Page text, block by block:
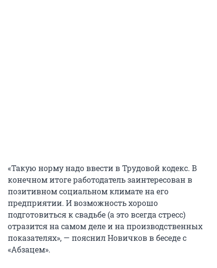
«Такую норму надо ввести в Трудовой кодекс. В
конечном итоге работодатель заинтересован в
позитивном социальном климате на его
предприятии. И возможность хорошо
подготовиться к свадьбе (а это всегда стресс)
отразится на самом деле и на производственных
показателях», — пояснил Новичков в беседе с
«Абзацем».